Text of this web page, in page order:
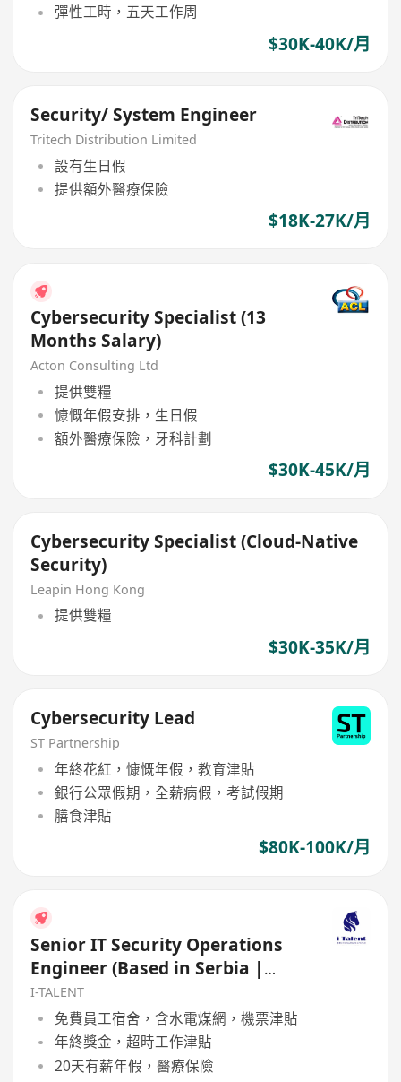
彈性工時，五天工作周
$30K-40K/月
Security/ System Engineer
Tritech Distribution Limited
設有生日假
提供額外醫療保險
$18K-27K/月
Cybersecurity Specialist (13
Months Salary)
Acton Consulting Ltd
提供雙糧
慷慨年假安排，生日假
額外醫療保險，牙科計劃
$30K-45K/月
Cybersecurity Specialist (Cloud‑Native
Security)
Leapin Hong Kong
提供雙糧
$30K-35K/月
Cybersecurity Lead
ST Partnership
年終花紅，慷慨年假，教育津貼
銀行公眾假期，全薪病假，考試假期
膳食津貼
$80K-100K/月
Senior IT Security Operations
Engineer (Based in Serbia |
After-tax USD 5K-8K)
I-TALENT
免費員工宿舍，含水電煤網，機票津貼
年終獎金，超時工作津貼
20天有薪年假，醫療保險